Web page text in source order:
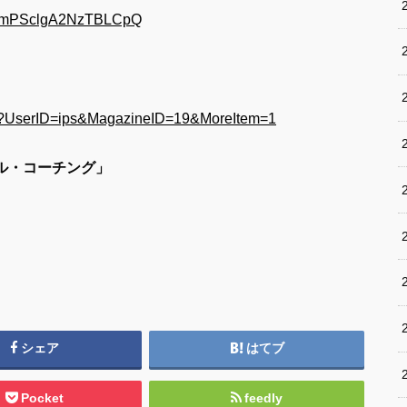
コーチング」
シェア はてブ
Pocket feedly